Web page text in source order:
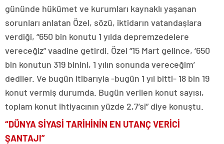
gününde hükümet ve kurumları kaynaklı yaşanan
sorunları anlatan Özel, sözü, iktidarın vatandaşlara
verdiği, “650 bin konutu 1 yılda depremzedelere
vereceğiz” vaadine getirdi. Özel “15 Mart gelince, ‘650
bin konutun 319 binini, 1 yılın sonunda vereceğim’
dediler. Ve bugün itibarıyla -bugün 1 yıl bitti- 18 bin 19
konut vermiş durumda. Bugün verilen konut sayısı,
toplam konut ihtiyacının yüzde 2,7’si” diye konuştu.
“DÜNYA SİYASİ TARİHİNİN EN UTANÇ VERİCİ
ŞANTAJI”